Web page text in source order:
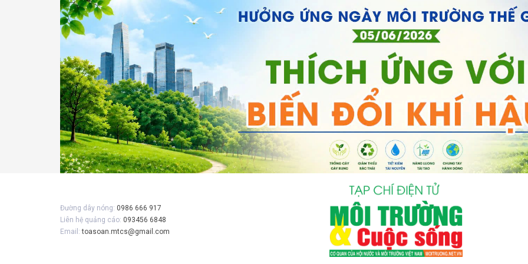
Đường dây nóng: 0986 666 917
Liên hệ quảng cáo: 093456 6848
Email:toasoan.mtcs@gmail.com
Gửi bình luận